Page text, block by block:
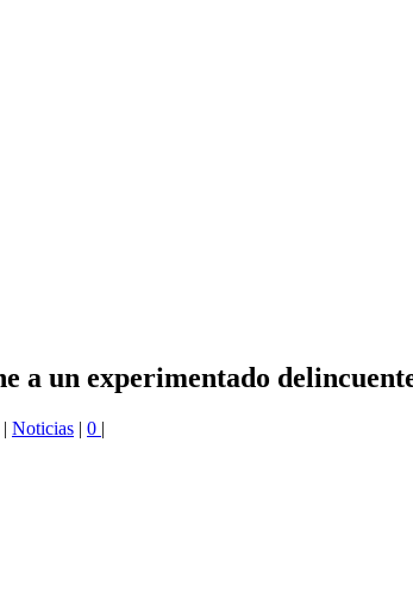
a un experimentado
| Noticias | 0 |